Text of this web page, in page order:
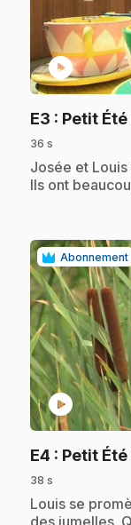
play_circle
E3 : Petit
36 s
.Josée et
Ils ont
Abonnement
play_circle
E4 : Petit
38 s
.Louis se
des jumelles.